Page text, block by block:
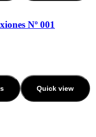
Nº 001
Quick view